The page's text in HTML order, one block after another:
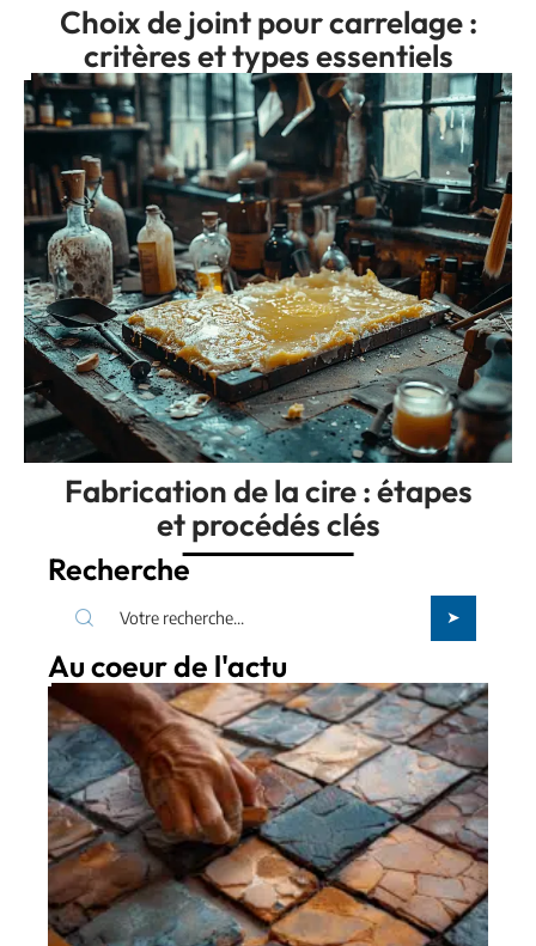
Choix de joint pour carrelage :
critères et types essentiels
Fabrication de la cire : étapes
et procédés clés
Recherche
Au coeur de l'actu